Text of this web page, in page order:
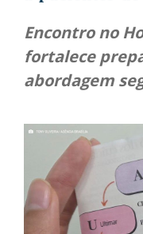
Encontro no
fortalece
abordagem